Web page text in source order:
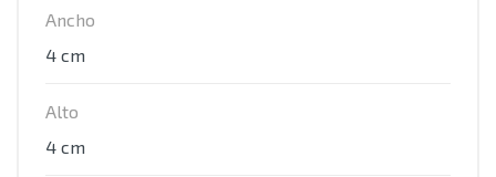
Ancho
4 cm
Alto
4 cm